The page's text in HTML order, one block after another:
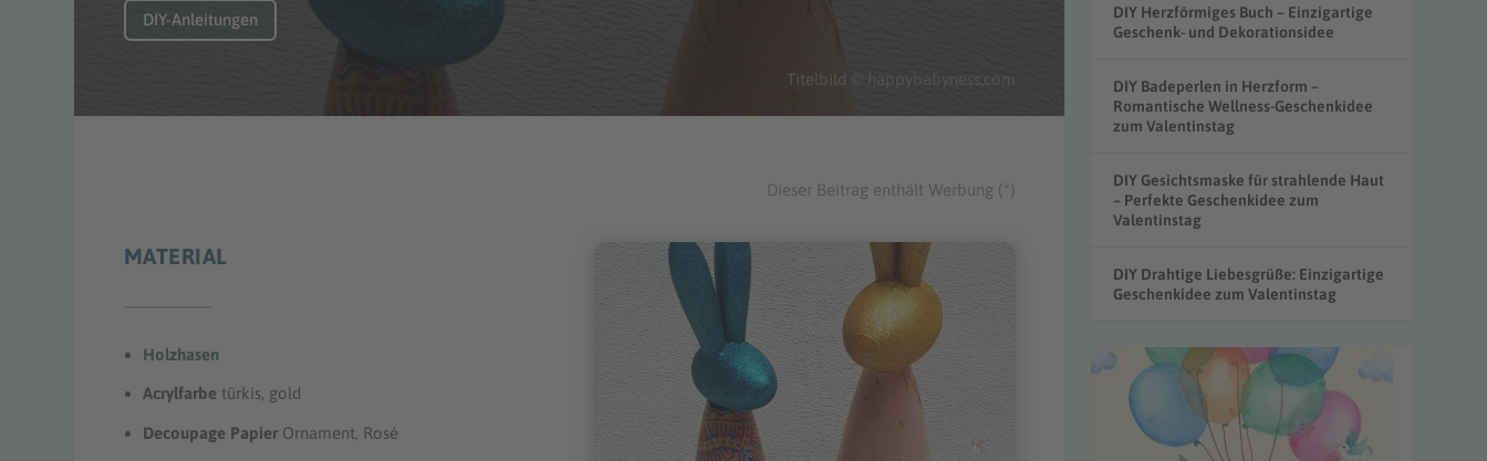
DIY-Anleitungen
Titelbild © happybabyness.com
Dieser Beitrag enthält Werbung (*)
MATERIAL
Holzhasen
Acrylfarbe türkis, gold
Decoupage Papier Ornament, Rosé
DIY Herzförmiges Buch – Einzigartige
Geschenk- und Dekorationsidee
DIY Badeperlen in Herzform –
Romantische Wellness-Geschenkidee
zum Valentinstag
DIY Gesichtsmaske für strahlende Haut
– Perfekte Geschenkidee zum
Valentinstag
DIY Drahtige Liebesgrüße: Einzigartige
Geschenkidee zum Valentinstag